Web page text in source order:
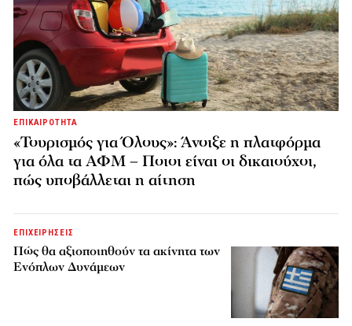
ΕΠΙΚΑΙΡΟΤΗΤΑ
«Τουρισμός για Όλους»: Άνοιξε η πλατφόρμα
για όλα τα ΑΦΜ – Ποιοι είναι οι δικαιούχοι,
πώς υποβάλλεται η αίτηση
ΕΠΙΧΕΙΡΗΣΕΙΣ
Πώς θα αξιοποιηθούν τα ακίνητα των
Ενόπλων Δυνάμεων